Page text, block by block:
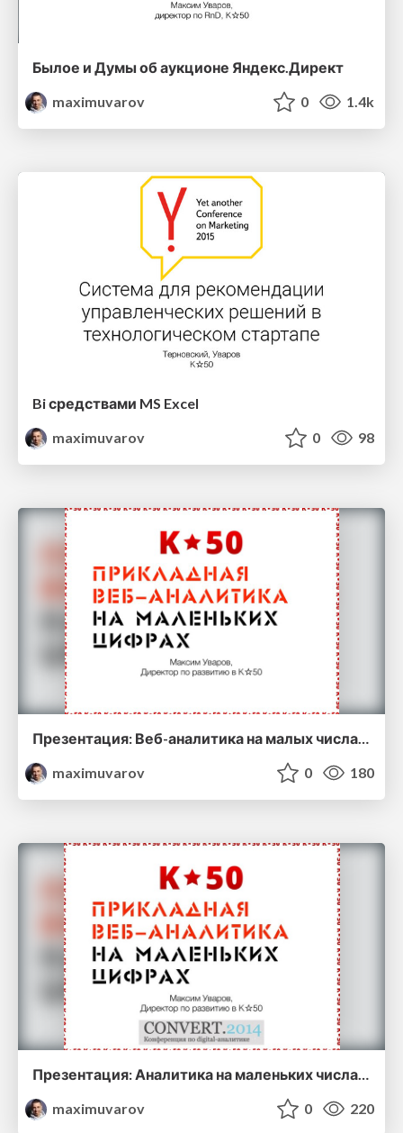
Былое и Думы об аукционе Яндекс.Директ
maximuvarov
0 1.4k
Bi средствами MS Excel
maximuvarov
0 98
Презентация: Веб-аналитика на малых числа, Максим Уваров, Стачка, 2015
maximuvarov
0 180
maximuvarov
0 220